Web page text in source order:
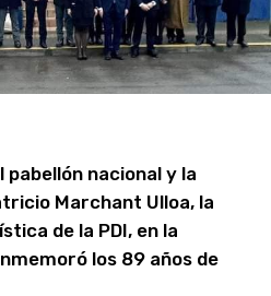
pabellón nacional y la
Marchant Ulloa, la
de la PDI, en la
los 89 años de